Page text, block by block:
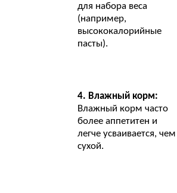
для набора веса
(например,
высококалорийные
пасты).
4. Влажный корм:
Влажный корм часто
более аппетитен и
легче усваивается, чем
сухой.